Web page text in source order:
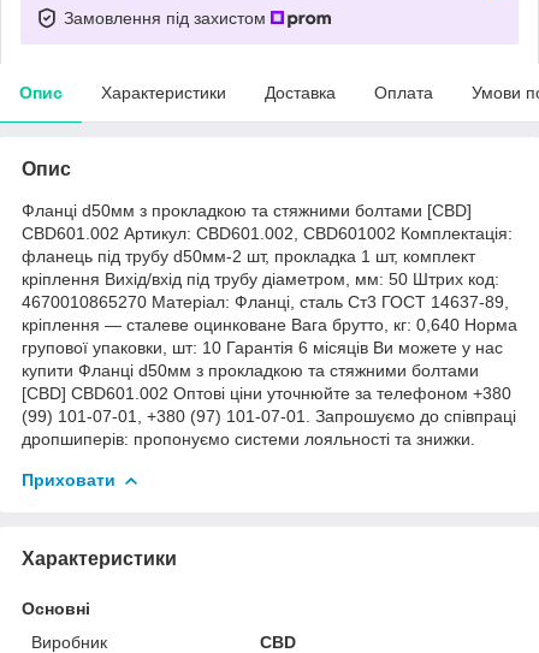
Замовлення під захистом
Опис Характеристики Доставка Оплата Умови
Опис
Фланці d50мм з прокладкою та стяжними болтами [CBD]
CBD601.002 Артикул: CBD601.002, CBD601002 Комплектація:
фланець під трубу d50мм-2 шт, прокладка 1 шт, комплект
кріплення Вихід/вхід під трубу діаметром, мм: 50 Штрих код:
4670010865270 Матеріал: Фланці, сталь Ст3 ГОСТ 14637-89,
кріплення — сталеве оцинковане Вага брутто, кг: 0,640 Норма
групової упаковки, шт: 10 Гарантія 6 місяців Ви можете у нас
купити Фланці d50мм з прокладкою та стяжними болтами
[CBD] CBD601.002 Оптові ціни уточнюйте за телефоном +380
(99) 101-07-01, +380 (97) 101-07-01. Запрошуємо до співпраці
дропшиперів: пропонуємо системи лояльності та знижки.
Приховати
Характеристики
Основні
Виробник
CBD